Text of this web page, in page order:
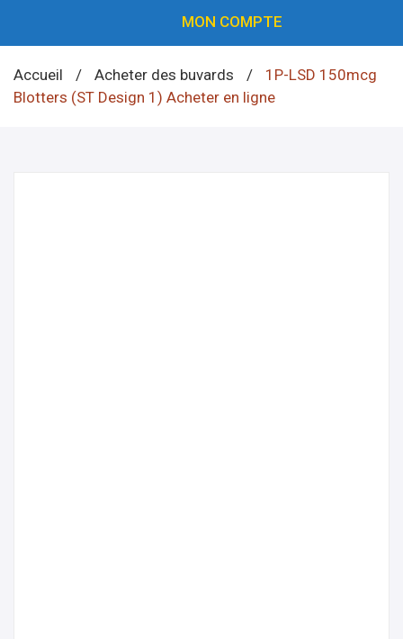
MON COMPTE
Accueil / Acheter des buvards /
1P-LSD 150mcg
Blotters (ST Design 1) Acheter en ligne